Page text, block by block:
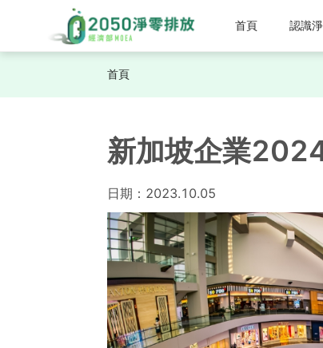
首頁 認識
首頁
新加坡企業
日期： 2023.10.05